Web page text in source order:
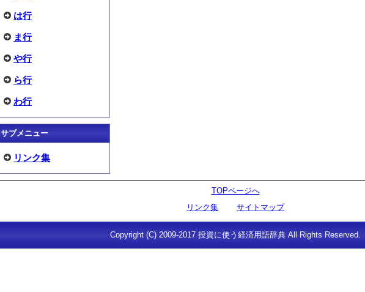
は行
ま行
や行
ら行
わ行
サブメニュー
リンク集
TOPページへ
リンク集
サイトマップ
Copyright (C) 2009-2017 投資に使う経済用語辞典 All Rights Reserved.